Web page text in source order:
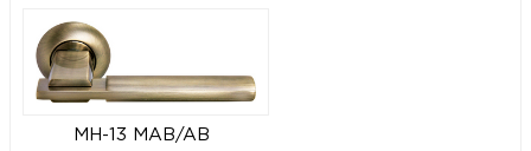
MH-13 MAB/AB